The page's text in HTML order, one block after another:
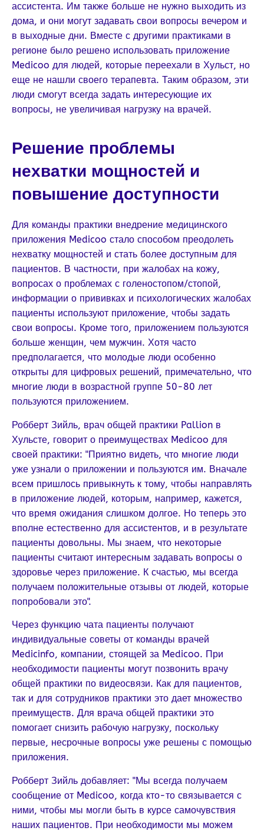
ассистента. Им также больше не нужно выходить из
дома, и они могут задавать свои вопросы вечером и
в выходные дни. Вместе с другими практиками в
регионе было решено использовать приложение
Medicoo для людей, которые переехали в Хульст, но
еще не нашли своего терапевта. Таким образом, эти
люди смогут всегда задать интересующие их
вопросы, не увеличивая нагрузку на врачей.
Решение проблемы
нехватки мощностей и
повышение доступности
Для команды практики внедрение медицинского
приложения Medicoo стало способом преодолеть
нехватку мощностей и стать более доступным для
пациентов. В частности, при жалобах на кожу,
вопросах о проблемах с голеностопом/стопой,
информации о прививках и психологических жалобах
пациенты используют приложение, чтобы задать
свои вопросы. Кроме того, приложением пользуются
больше женщин, чем мужчин. Хотя часто
предполагается, что молодые люди особенно
открыты для цифровых решений, примечательно, что
многие люди в возрастной группе 50-80 лет
пользуются приложением.
Робберт Зийль, врач общей практики Pallion в
Хульсте, говорит о преимуществах Medicoo для
своей практики: "Приятно видеть, что многие люди
уже узнали о приложении и пользуются им. Вначале
всем пришлось привыкнуть к тому, чтобы направлять
в приложение людей, которым, например, кажется,
что время ожидания слишком долгое. Но теперь это
вполне естественно для ассистентов, и в результате
пациенты довольны. Мы знаем, что некоторые
пациенты считают интересным задавать вопросы о
здоровье через приложение. К счастью, мы всегда
получаем положительные отзывы от людей, которые
попробовали это".
Через функцию чата пациенты получают
индивидуальные советы от команды врачей
Medicinfo, компании, стоящей за Medicoo. При
необходимости пациенты могут позвонить врачу
общей практики по видеосвязи. Как для пациентов,
так и для сотрудников практики это дает множество
преимуществ. Для врача общей практики это
помогает снизить рабочую нагрузку, поскольку
первые, несрочные вопросы уже решены с помощью
приложения.
Робберт Зийль добавляет: "Мы всегда получаем
сообщение от Medicoo, когда кто-то связывается с
ними, чтобы мы могли быть в курсе самочувствия
наших пациентов. При необходимости мы можем